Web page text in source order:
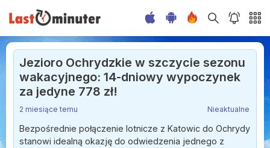
Jezioro Ochrydzkie w szczycie sezonu
wakacyjnego: 14-dniowy wypoczynek
za jedyne 778 zł!
2 miesiące temu Nieaktualne
Bezpośrednie połączenie lotnicze z Katowic do Ochrydy
stanowi idealną okazję do odwiedzenia jednego z